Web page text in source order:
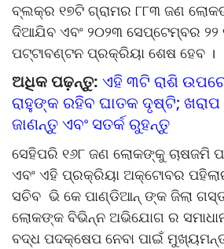
ବ୍ଲକ୍‌ର ୧୭ଟି ଗ୍ରାମର ୮୮୩ ଜଣ
ଦିଆଯିବ ଏବଂ ୨୦୨୩ ସେପ୍ଟେମ୍ବର ୨୨
ପଟ୍ଟାବଣ୍ଟନ ପ୍ରକ୍ରିୟା ଶେଷ ହେବ ।
ଅଧିକ ପଢ଼ନ୍ତୁ: ଏହି ୩ଟି ରାଶି
ରାହୁଙ୍କ ରହିବ ଘାତକ ଦୃଷ୍ଟି;
ଜାଣନ୍ତୁ ଏବଂ ସତର୍କ ରୁହନ୍ତୁ
ସେହିପରି ୧୬୮ ଜଣ ଲୋକଙ୍କୁ ଚାଷଜମି
ଏବଂ ଏହି ପ୍ରକ୍ରିୟା ଅକ୍ଟୋବର
ସଚିବ ଭି କେ ପାଣ୍ଡିଆନ୍ ଙ୍କ ଜିଲା
ଲୋକଙ୍କ ବିଭିନ୍ନ ଅଭିଯୋଗ ର
ବଦ୍ଧ ପଦକ୍ଷେପ ନେବା ପାଇଁ